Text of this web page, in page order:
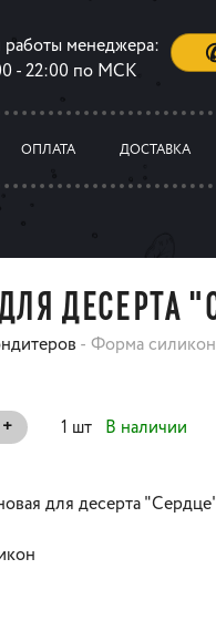
работы менеджера:
- 22:00 по МСК
ОПЛАТА ДОСТАВКА
ДЕСЕРТА
- Форма
+ 1 шт В наличии
для десерта